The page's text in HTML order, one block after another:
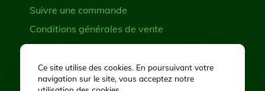
Suivre une commande
Conditions générales de vente
Demande de rétractation
RÉSEAUX SOCIAUX
Ce site utilise des cookies. En poursuivant votre
navigation sur le site, vous acceptez notre